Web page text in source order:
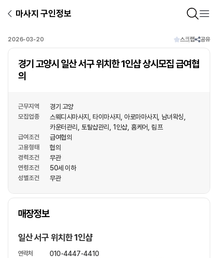
마사지 구인정보
2026-03-20 스크랩 공유
경기 고양시 일산 서구 위치한 1인샵 상시모집 급여협
의
근무지역 경기 고양
모집업종 스웨디시마사지 타이마사지 아로마마사지
남녀왁싱
카운터관리
토탈샵관리 1인샵 홈케어 림프
급여조건 급여협의
고용형태 협의
경력조건 무관
연령조건 50세 이하
성별조건 무관
매장정보
상호명
일산 서구 위치한 1인샵
연락처 010-4447-4410